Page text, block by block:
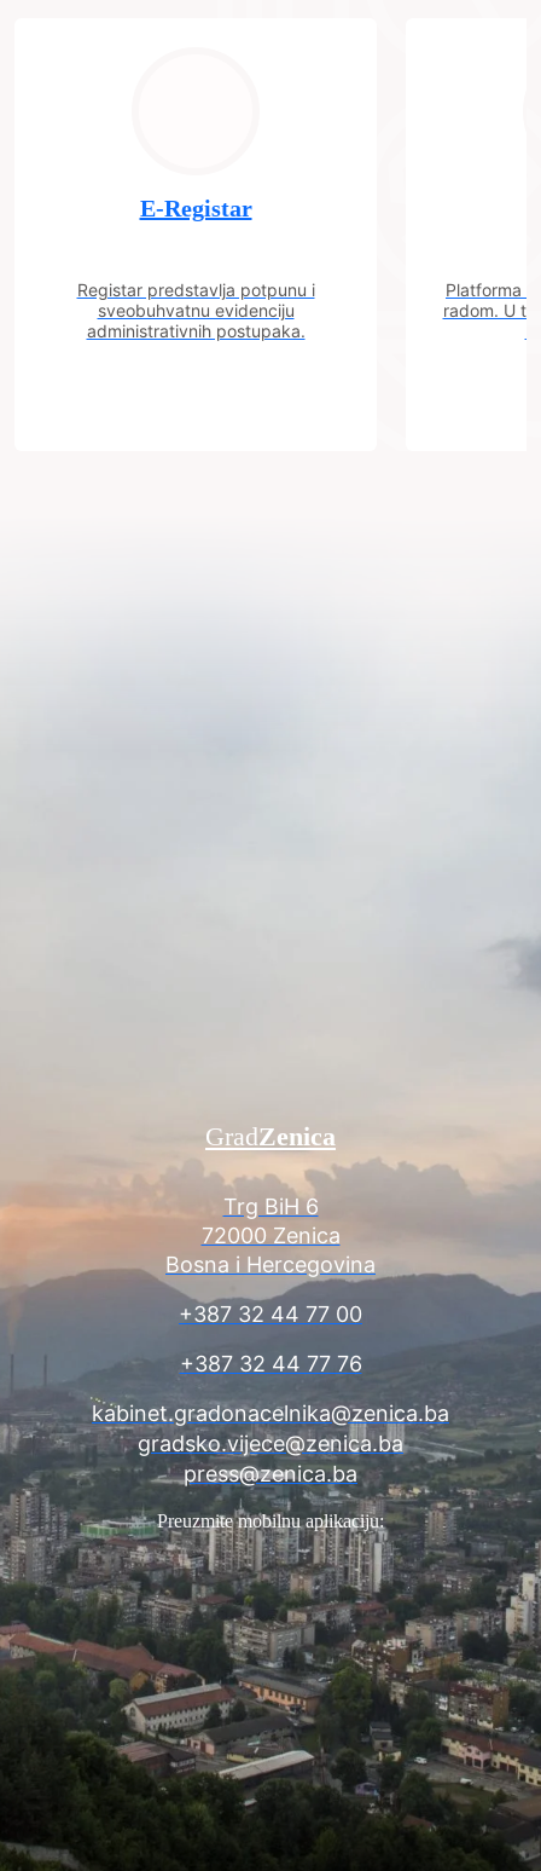
E-Registar
Registar predstavlja potpunu i
sveobuhvatnu evidenciju
administrativnih postupaka.
Platforma
radom. U
Trg BiH 6
72000 Zenica
Bosna i Hercegovina
+387 32 44 77 00
+387 32 44 77 76
kabinet.gradonacelnika@zenica.ba
gradsko.vijece@zenica.ba
press@zenica.ba
GradZenica
Preuzmite mobilnu aplikaciju: